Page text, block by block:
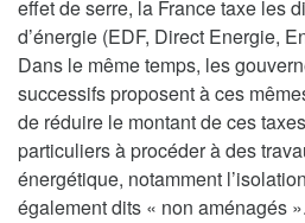
effet de serre, la France taxe les
d’énergie (EDF, Direct Energie,
Dans le même temps, les
successifs proposent à ces
de réduire le montant de ces
particuliers à procéder à des
énergétique, notamment
également dits « non aménagés ».